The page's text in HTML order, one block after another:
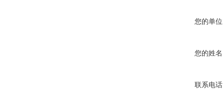
您的单
您的姓
联系电